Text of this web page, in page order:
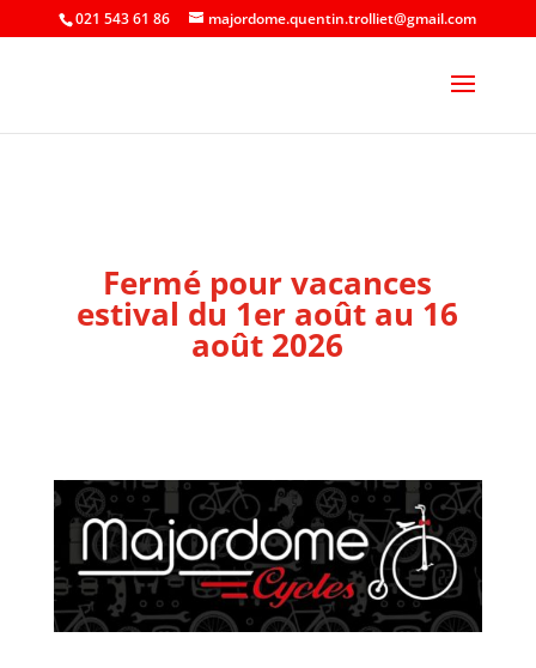
021 543 61 86 majordome.quentin.trolliet@gmail.com
Fermé pour vacances
estival du 1er août au 16
août 2026